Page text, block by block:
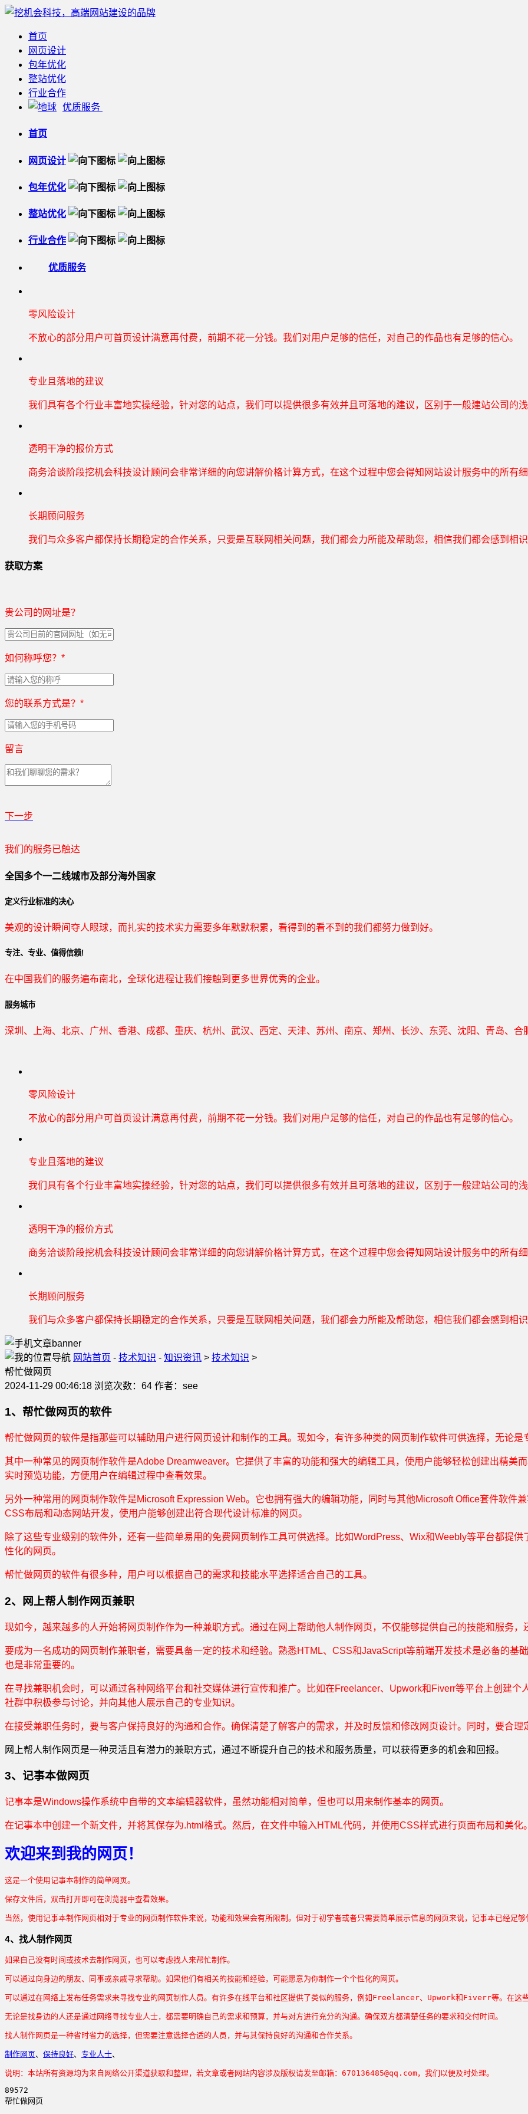
首页
网页设计
包年优化
整站优化
行业合作
优质服务
首页
网页设计
包年优化
整站优化
行业合作
优质服务
零风险设计
不放心的部分用户可首页设计满意再付费，前期不花一分钱。我们对用户足够的信任，对自己的作品也有足够的信心。
专业且落地的建议
我们具有各个行业丰富地实操经验，针对您的站点，我们可以提供很多有效并且可落地的建议，区别于一般建站公司的
透明干净的报价方式
商务洽谈阶段挖机会科技设计顾问会非常详细的向您讲解价格计算方式，在这个过程中您会得知网站设计服务中的所有
长期顾问服务
我们与众多客户都保持长期稳定的合作关系，只要是互联网相关问题，我们都会力所能及帮助您，相信我们都会感到相
获取方案
贵公司的网址是？
如何称呼您？ *
您的联系方式是？ *
留言
下一步
贵公司预算范围是？
贵公司的团队规模是？
从哪里了解到我们？
我们的服务已触达
全国多个一二线城市及部分海外国家
定义行业标准的决心
美观的设计瞬间夺人眼球，而扎实的技术实力需要多年默默积累，看得到的看不到的我们都努力做到好。
专注、专业、值得信赖!
在中国我们的服务遍布南北，全球化进程让我们接触到更多世界优秀的企业。
服务城市
深圳、上海、北京、广州、香港、成都、重庆、杭州、武汉、西定、天津、苏州、南京、郑州、长沙、东莞、沈阳、青岛、合
零风险设计
不放心的部分用户可首页设计满意再付费，前期不花一分钱。我们对用户足够的信任，对自己的作品也有足够的信心。
专业且落地的建议
我们具有各个行业丰富地实操经验，针对您的站点，我们可以提供很多有效并且可落地的建议，区别于一般建站公司的
透明干净的报价方式
商务洽谈阶段挖机会科技设计顾问会非常详细的向您讲解价格计算方式，在这个过程中您会得知网站设计服务中的所有
长期顾问服务
我们与众多客户都保持长期稳定的合作关系，只要是互联网相关问题，我们都会力所能及帮助您，相信我们都会感到相
网站首页 - 技术知识 - 知识资讯 > 技术知识 >
帮忙做网页
2024-11-29 00:46:18 浏览次数：64 作者：see
1、帮忙做网页的软件
帮忙做网页的软件是指那些可以辅助用户进行网页设计和制作的工具。现如今，有许多种类的网页制作软件可供选择，无论
其中一种常见的网页制作软件是Adobe Dreamweaver。它提供了丰富的功能和强大的编辑工具，使用户能够轻松创建出精美
实时预览功能，方便用户在编辑过程中查看效果。
另外一种常用的网页制作软件是Microsoft Expression Web。它也拥有强大的编辑功能，同时与其他Microsoft Office套件软件
CSS布局和动态网站开发，使用户能够创建出符合现代设计标准的网页。
除了这些专业级别的软件外，还有一些简单易用的免费网页制作工具可供选择。比如WordPress、Wix和Weebly等平台都提
性化的网页。
帮忙做网页的软件有很多种，用户可以根据自己的需求和技能水平选择适合自己的工具。
2、网上帮人制作网页兼职
现如今，越来越多的人开始将网页制作作为一种兼职方式。通过在网上帮助他人制作网页，不仅能够提供自己的技能和服务，
要成为一名成功的网页制作兼职者，需要具备一定的技术和经验。熟悉HTML、CSS和JavaScript等前端开发技术是必备的基
也是非常重要的。
在寻找兼职机会时，可以通过各种网络平台和社交媒体进行宣传和推广。比如在Freelancer、Upwork和Fiverr等平台上创建
社群中积极参与讨论，并向其他人展示自己的专业知识。
在接受兼职任务时，要与客户保持良好的沟通和合作。确保清楚了解客户的需求，并及时反馈和修改网页设计。同时，要合
网上帮人制作网页是一种灵活且有潜力的兼职方式，通过不断提升自己的技术和服务质量，可以获得更多的机会和回报。
3、记事本做网页
记事本是Windows操作系统中自带的文本编辑器软件，虽然功能相对简单，但也可以用来制作基本的网页。
在记事本中创建一个新文件，并将其保存为.html格式。然后，在文件中输入HTML代码，并使用CSS样式进行页面布局和美化
欢迎来到我的网页！
这是一个使用记事本制作的简单网页。
保存文件后，双击打开即可在浏览器中查看效果。
当然，使用记事本制作网页相对于专业的网页制作软件来说，功能和效果会有所限制。但对于初学者或者只需要简单展示信息的网页来说，记事本已经足够
4、找人制作网页
如果自己没有时间或技术去制作网页，也可以考虑找人来帮忙制作。
可以通过向身边的朋友、同事或亲戚寻求帮助。如果他们有相关的技能和经验，可能愿意为你制作一个个性化的网页。
可以通过在网络上发布任务需求来寻找专业的网页制作人员。有许多在线平台和社区提供了类似的服务，例如Freelancer、Upwork和Fiverr等。在这
无论是找身边的人还是通过网络寻找专业人士，都需要明确自己的需求和预算，并与对方进行充分的沟通。确保双方都清楚任务的要求和交付时间。
找人制作网页是一种省时省力的选择，但需要注意选择合适的人员，并与其保持良好的沟通和合作关系。
制作网页、 保持良好、 专业人士、
说明：本站所有资源均为来自网络公开渠道获取和整理，若文章或者网站内容涉及版权请发至邮箱：670136485@qq.com，我们以便及时处理。
89572
帮忙做网页